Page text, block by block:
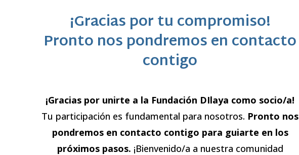
¡Gracias por tu compromiso!
Pronto nos pondremos en contacto
contigo
¡Gracias por unirte a la Fundación DIlaya como socio/a!
Tu participación es fundamental para nosotros. Pronto nos
pondremos en contacto contigo para guiarte en los
próximos pasos. ¡Bienvenido/a a nuestra comunidad